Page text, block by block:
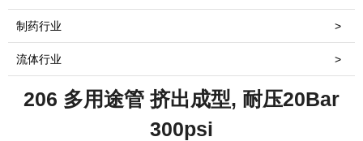
制药行业 >
流体行业 >
206 多用途管 挤出成型, 耐压20Bar
300psi